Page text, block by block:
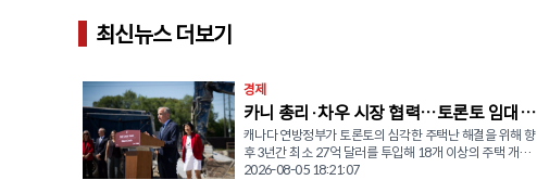
최신뉴스 더보기
경제
카니 총리·차우 시장 협력…토론토 임대주
택 5,600세대 공급 발표
캐나다 연방정부가 토론토의 심각한 주택난 해결을 위해 향
후 3년간 최소 27억 달러를 투입해 18개 이상의 주택 개발
사업을 추진한다. 마크 카니(Mark Carney) 연방 총리는 5일
2026-08-05 18:21:07